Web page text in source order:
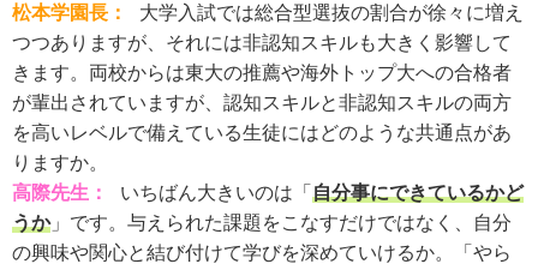
松本学園長：
大学入試では総合型選抜の割合が徐々に増え
つつありますが、それには非認知スキルも大きく影響して
きます。両校からは東大の推薦や海外トップ大への合格者
が輩出されていますが、認知スキルと非認知スキルの両方
を高いレベルで備えている生徒にはどのような共通点があ
りますか。
高際先生：
いちばん大きいのは「 自分事にできているかど
うか」です。与えられた課題をこなすだけではなく、自分
の興味や関心と結び付けて学びを深めていけるか。「やら